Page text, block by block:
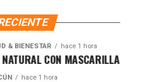
& BIENESTAR hace 1 hora
CON MASCARILLA DE SÁBILA
hace 1 hora